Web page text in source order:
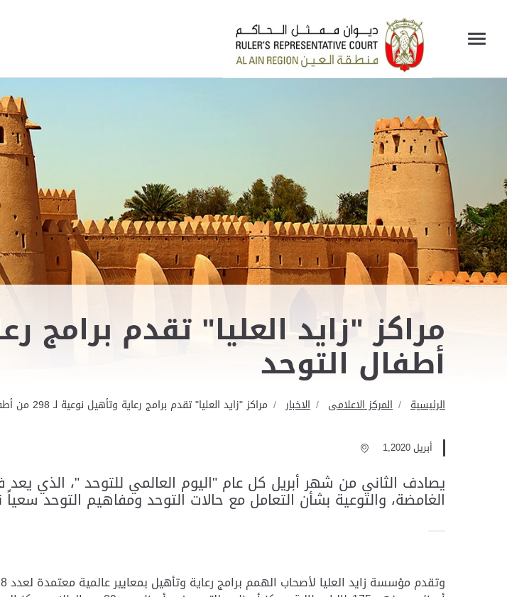
أطفال التوحد
الرئيسية المركز الاعلامى الاخبار مراكز "زايد العليا" تقدم برامج رعاية وتأهيل نوعية لـ 298 من أطفال التوحد
أبريل 1,2020
يصادف الثاني من شهر أبريل كل عام "اليوم العالمي للتوحد "، الذي يعد
الغامضة، والتوعية بشأن التعامل مع حالات التوحد ومفاهيم التوحد